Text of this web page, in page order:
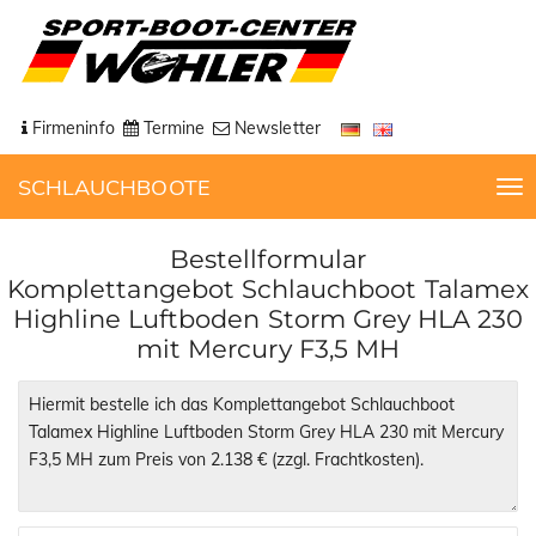
Firmeninfo Termine Newsletter
SCHLAUCHBOOTE
T
o
l
e
a
Bestellformular
Komplettangebot Schlauchboot Talamex
Highline Luftboden Storm Grey HLA 230
mit Mercury F3,5 MH